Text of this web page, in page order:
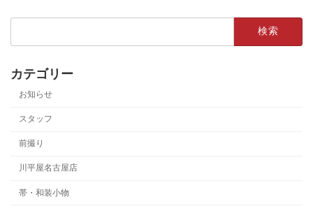
カテゴリー
お知らせ
スタッフ
前撮り
川平屋名古屋店
帯・和装小物